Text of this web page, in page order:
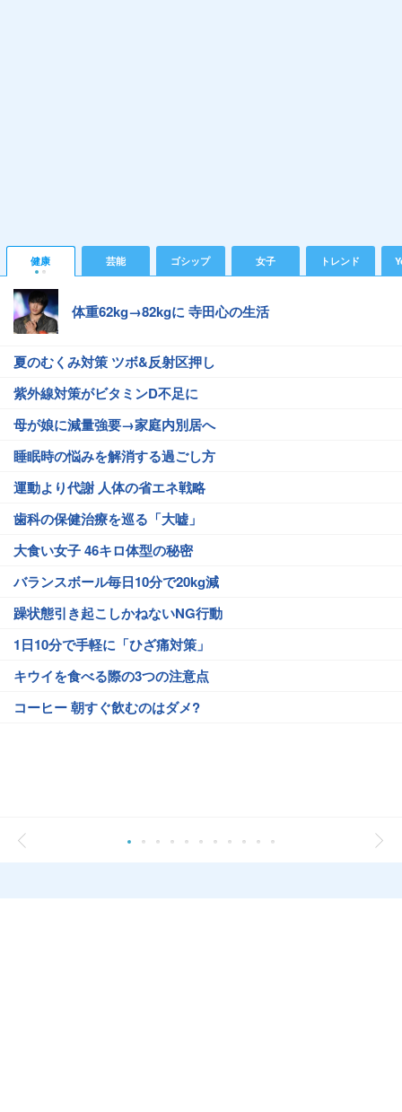
健康 芸能 ゴシップ 女子 トレンド
体重62kg→82kgに 寺田心の生活
夏のむくみ対策 ツボ&反射区押し
紫外線対策がビタミンD不足に
母が娘に減量強要→家庭内別居へ
睡眠時の悩みを解消する過ごし方
運動より代謝 人体の省エネ戦略
歯科の保健治療を巡る「大嘘」
大食い女子 46キロ体型の秘密
バランスボール毎日10分で20kg減
躁状態引き起こしかねないNG行動
1日10分で手軽に「ひざ痛対策」
キウイを食べる際の3つの注意点
コーヒー 朝すぐ飲むのはダメ?